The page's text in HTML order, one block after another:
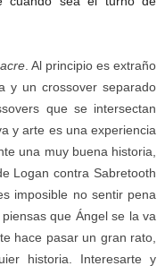
. Al principio es extraño
y un crossover separado
que se intersectan
y arte es una experiencia
una muy buena historia,
Logan contra Sabretooth
imposible no sentir pena
que Ángel se la va
hace pasar un gran rato,
historia. Interesarte y